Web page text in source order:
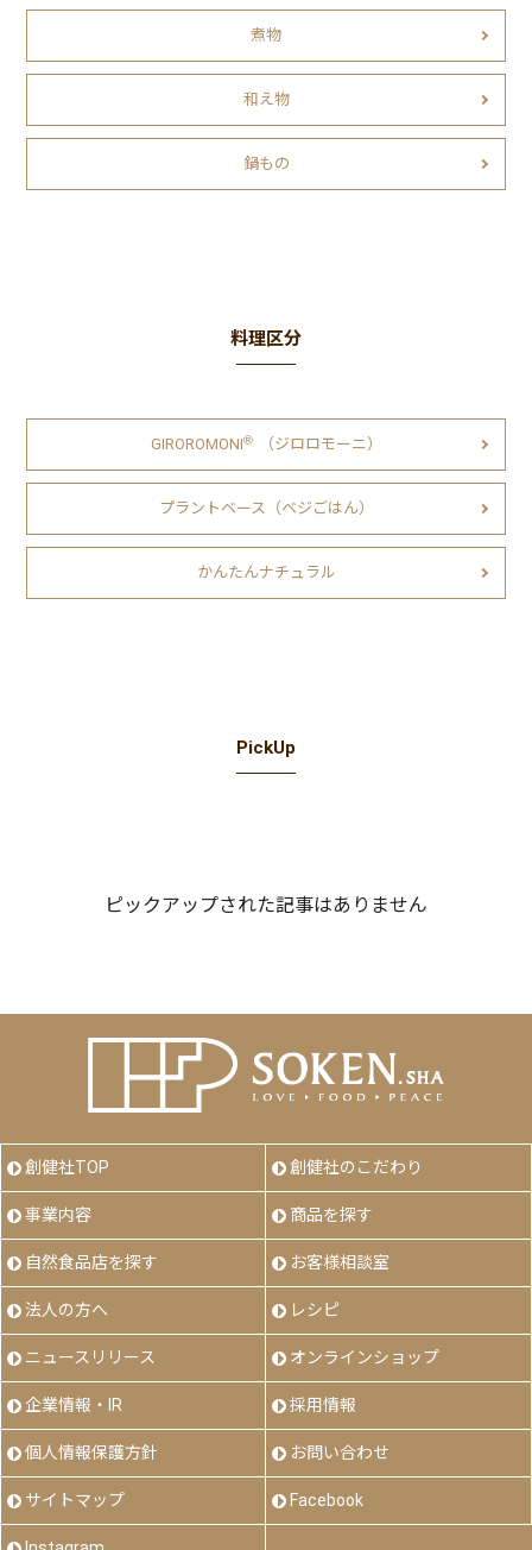
煮物
和え物
鍋もの
料理区分
GIROROMONIⓇ （ジロロモーニ）
プラントベース（ベジごはん）
かんたんナチュラル
PickUp
ピックアップされた記事はありません
創健社TOP 創健社のこだわり
事業内容 商品を探す
自然食品店を探す お客様相談室
法人の方へ レシピ
ニュースリリース オンラインショップ
企業情報・IR 採用情報
個人情報保護方針 お問い合わせ
サイトマップ Facebook